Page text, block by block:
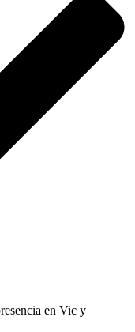
en Vic y